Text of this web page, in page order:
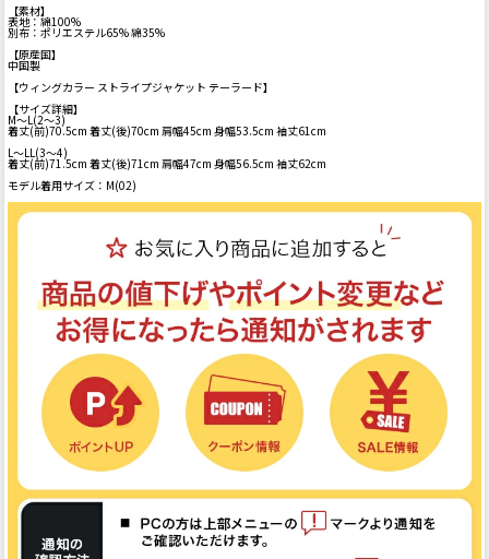
【素材】
表地：綿100%
別布：ポリエステル65% 綿35%
【原産国】
中国製
【ウィングカラー ストライプジャケット テーラード】
【サイズ詳細】
M～L(2～3)
着丈(前)70.5cm 着丈(後)70cm 肩幅45cm 身幅53.5cm 袖丈61cm
L～LL(3～4)
着丈(前)71.5cm 着丈(後)71cm 肩幅47cm 身幅56.5cm 袖丈62cm
モデル着用サイズ：M(02)